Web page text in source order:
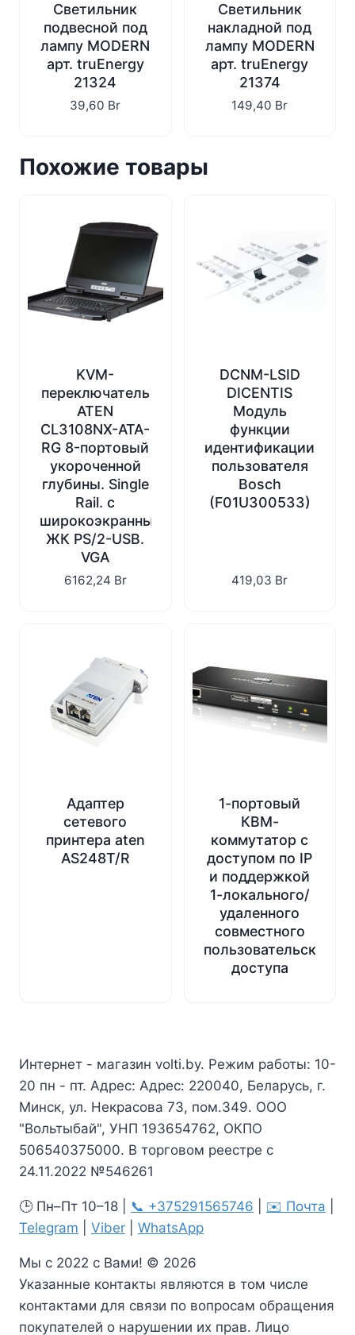
Светильник
подвесной под
лампу MODERN
арт. truEnergy
21324
39,60 Br
Светильник
накладной под
лампу MODERN
арт. truEnergy
21374
149,40 Br
Похожие товары
KVM-
переключатель
ATEN
CL3108NX-ATA-
RG 8-портовый
укороченной
глубины. Single
Rail. с
широкоэкранным
ЖК PS/2-USB.
VGA
6162,24 Br
DCNM-LSID
DICENTIS
Модуль
функции
идентификации
пользователя
Bosch
(F01U300533)
419,03 Br
Адаптер
сетевого
принтера aten
AS248T/R
1-портовый
КВМ-
коммутатор с
доступом по IP
и поддержкой
1-локального/
удаленного
совместного
пользовательского
доступа
Интернет - магазин volti.by. Режим работы: 10-
20 пн - пт. Адрес: Адрес: 220040, Беларусь, г.
Минск, ул. Некрасова 73, пом.349. ООО
"Вольтыбай", УНП 193654762, ОКПО
506540375000. В торговом реестре с
24.11.2022 №546261
🕒 Пн–Пт 10–18 | 📞 +375291565746 ✉️ Почта
Telegram
Viber WhatsApp
Мы с 2022 с Вами! © 2026
Указанные контакты являются в том числе
контактами для связи по вопросам обращения
покупателей о нарушении их прав. Лицо